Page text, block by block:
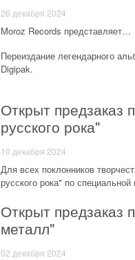
26 декабря 2024
Moroz Records представляет…
Переиздание легендарного
Digipak.
Открыт
русского рока"
10 декабря 2024
Для всех поклонников
русского рока" по
Открыт
металл"
02 декабря 2024